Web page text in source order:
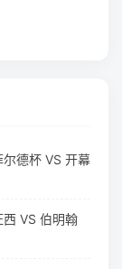
德杯 VS 开幕
VS 伯明翰